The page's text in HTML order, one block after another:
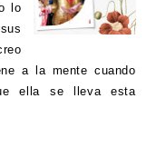
lo
a la mente cuando
ella se lleva esta